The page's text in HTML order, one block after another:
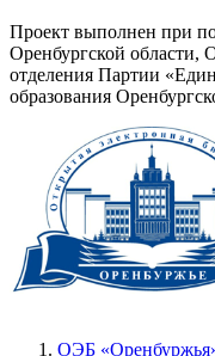
Проект выполнен при
Оренбургской области,
отделения Партии
образования
ОЭБ